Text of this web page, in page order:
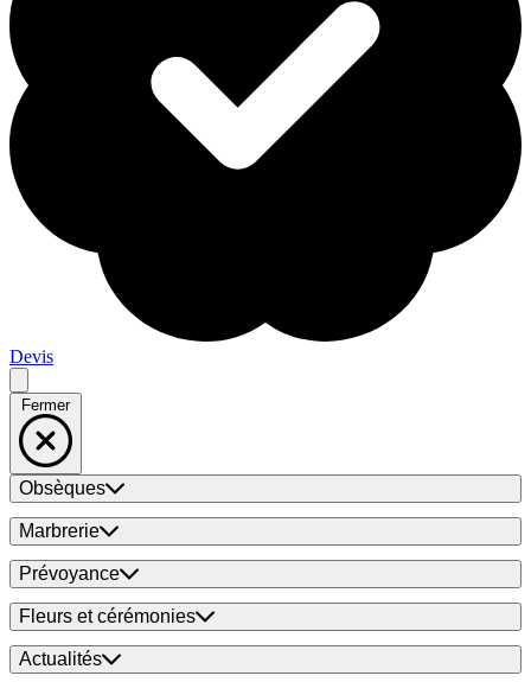
Devis
Fermer
Obsèques
Marbrerie
Prévoyance
Fleurs et cérémonies
Actualités